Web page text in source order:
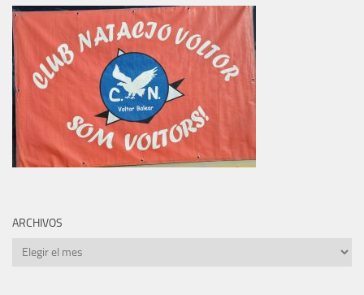
ARCHIVOS
Archivos